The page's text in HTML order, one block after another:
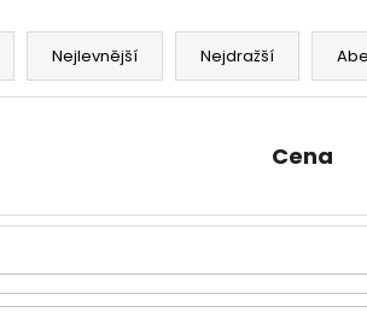
Nejlevnější Nejdražší
Cena